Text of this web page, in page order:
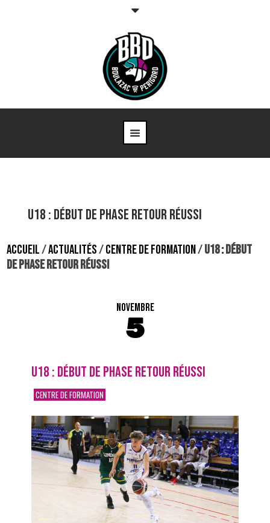
U18 : DÉBUT DE PHASE RETOUR RÉUSSI
ACCUEIL/ACTUALITÉS/CENTRE DE FORMATION/U18 : DÉBUT
DE PHASE RETOUR RÉUSSI
NOVEMBRE
5
U18 : DÉBUT DE PHASE RETOUR RÉUSSI
CENTRE DE FORMATION